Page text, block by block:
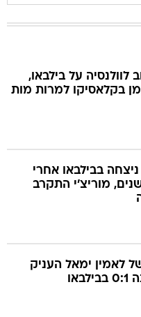
לוולנסיה על בילבאו,
בקלאסיקו למרות מות
ניצחה בבילבאו אחרי
מוריצ'י התקרב
לאמין ימאל העניק